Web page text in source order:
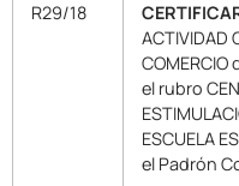
R29/18
ACTIVIDAD
el rubro
ESCUELA
el Padrón